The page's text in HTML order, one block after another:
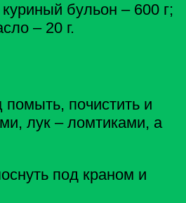
бульон – 600 г;
– 20 г.
почистить и
лук – ломтиками, а
под краном и